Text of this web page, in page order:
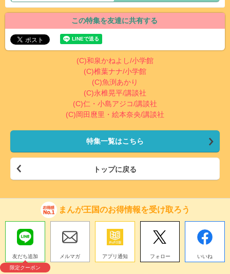
この特集を友達に共有する
(C)和泉かねよし/小学館
(C)椎葉ナナ/小学館
(C)魚渕あかり
(C)永椎晃平/講談社
(C)仁・小島アジコ/講談社
(C)岡田麿里・絵本奈央/講談社
特集一覧はこちら
トップに戻る
まんが王国のお得情報を受け取ろう
友だち追加
限定クーポン
メルマガ アプリ通知 フォロー いいね